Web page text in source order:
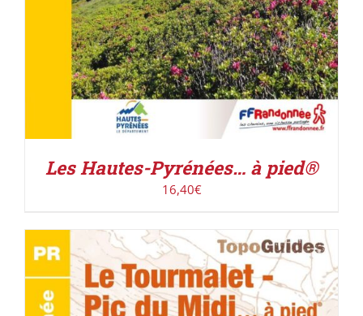
Les Hautes-Pyrénées… à pied®
16,40€